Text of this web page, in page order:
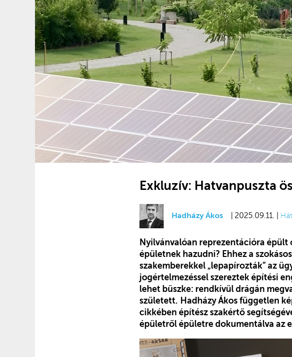
Exkluzív: Hatvanpuszta
Hadházy Ákos | 2025.09.11. |
Nyilvánvalóan reprezentációra
épületnek hazudni? Ehhez a
szakemberekkel „lepapírozták” az
jogértelmezéssel szereztek építési
lehet büszke: rendkívül drágán
született. Hadházy Ákos független
cikkében építész szakértő
épületről épületre dokumentálva az